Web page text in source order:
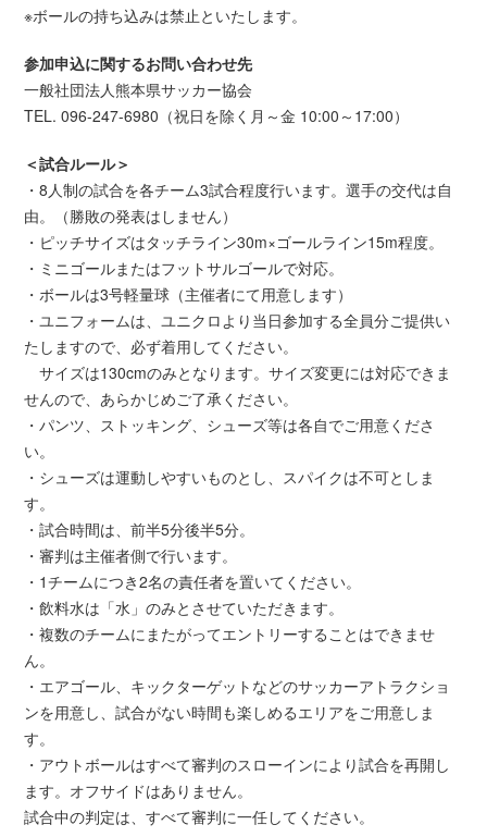
※ボールの持ち込みは禁止といたします。
参加申込に関するお問い合わせ先
一般社団法人熊本県サッカー協会
TEL. 096-247-6980（祝日を除く月～金 10:00～17:00）
＜試合ルール＞
・8人制の試合を各チーム3試合程度行います。選手の交代は自
由。（勝敗の発表はしません）
・ピッチサイズはタッチライン30m×ゴールライン15m程度。
・ミニゴールまたはフットサルゴールで対応。
・ボールは3号軽量球（主催者にて用意します）
・ユニフォームは、ユニクロより当日参加する全員分ご提供い
たしますので、必ず着用してください。
サイズは130cmのみとなります。サイズ変更には対応できま
せんので、あらかじめご了承ください。
・パンツ、ストッキング、シューズ等は各自でご用意くださ
い。
・シューズは運動しやすいものとし、スパイクは不可としま
す。
・試合時間は、前半5分後半5分。
・審判は主催者側で行います。
・1チームにつき2名の責任者を置いてください。
・飲料水は「水」のみとさせていただきます。
・複数のチームにまたがってエントリーすることはできませ
ん。
・エアゴール、キックターゲットなどのサッカーアトラクショ
ンを用意し、試合がない時間も楽しめるエリアをご用意しま
す。
・アウトボールはすべて審判のスローインにより試合を再開し
ます。オフサイドはありません。
試合中の判定は、すべて審判に一任してください。